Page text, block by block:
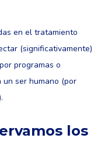
en el tratamiento
(significativamente)
programas o
ser humano (por
los